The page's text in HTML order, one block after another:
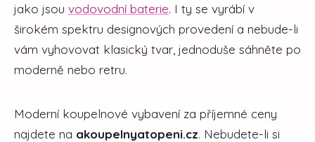
jako jsou vodovodní baterie. I ty se vyrábí v
širokém spektru designových provedení a nebude-li
vám vyhovovat klasický tvar, jednoduše sáhněte po
moderně nebo retru.
Moderní koupelnové vybavení za příjemné ceny
najdete na akoupelnyatopeni.cz. Nebudete-li si